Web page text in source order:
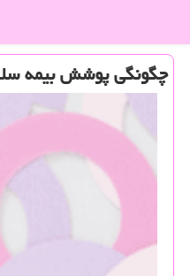
چگونگی پوشش بیمه